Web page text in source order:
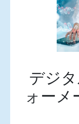
デジ
ォーメ